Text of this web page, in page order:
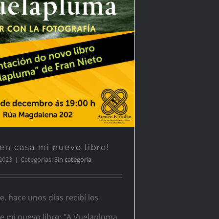
casa mi nuevo libro!
| Categorías:Sin categoría
hace unos días recibí los